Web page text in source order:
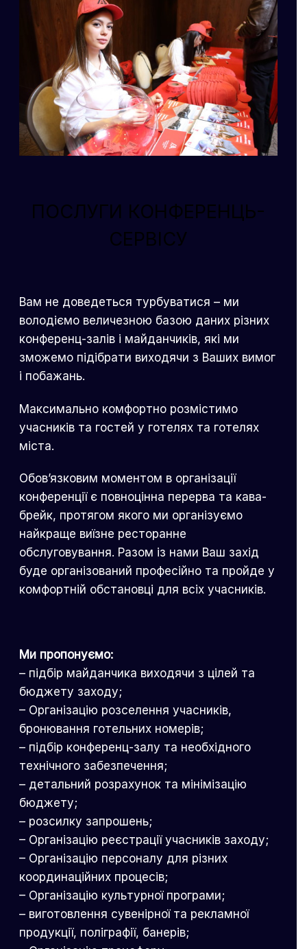
ПОСЛУГИ КОНФЕРЕНЦЬ-
СЕРВІСУ
Вам не доведеться турбуватися – ми
володіємо величезною базою даних різних
конференц-залів і майданчиків, які ми
зможемо підібрати виходячи з Ваших вимог
і побажань.
Максимально комфортно розмістимо
учасників та гостей у готелях та готелях
міста.
Обов’язковим моментом в організації
конференції є повноцінна перерва та кава-
брейк, протягом якого ми організуємо
найкраще виїзне ресторанне
обслуговування. Разом із нами Ваш захід
буде організований професійно та пройде у
комфортній обстановці для всіх учасників.
Ми пропонуємо:
– підбір майданчика виходячи з цілей та
бюджету заходу;
– Організацію розселення учасників,
бронювання готельних номерів;
– підбір конференц-залу та необхідного
технічного забезпечення;
– детальний розрахунок та мінімізацію
бюджету;
– розсилку запрошень;
– Організацію реєстрації учасників заходу;
– Організацію персоналу для різних
координаційних процесів;
– Організацію культурної програми;
– виготовлення сувенірної та рекламної
продукції, поліграфії, банерів;